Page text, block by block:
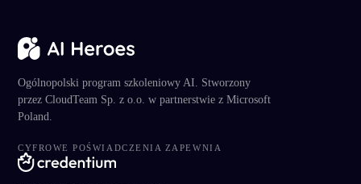
Ogólnopolski program szkoleniowy AI. Stworzony
przez CloudTeam Sp. z o.o. w partnerstwie z Microsoft
Poland.
CYFROWE POŚWIADCZENIA ZAPEWNIA